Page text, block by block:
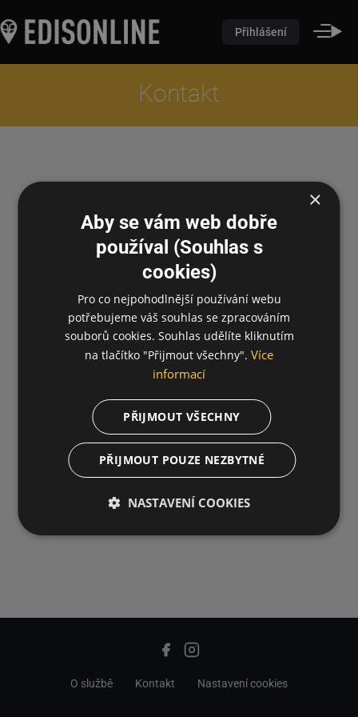
Přihlášení
Kontakt
O službě Kontakt Nastavení cookies
×
Aby se vám web dobře
používal (Souhlas s
cookies)
Pro co nejpohodlnější používání webu
potřebujeme váš souhlas se zpracováním
souborů cookies. Souhlas udělíte kliknutím
na tlačítko "Přijmout všechny". Více
informací
PŘIJMOUT VŠECHNY
PŘIJMOUT POUZE NEZBYTNÉ
NASTAVENÍ COOKIES